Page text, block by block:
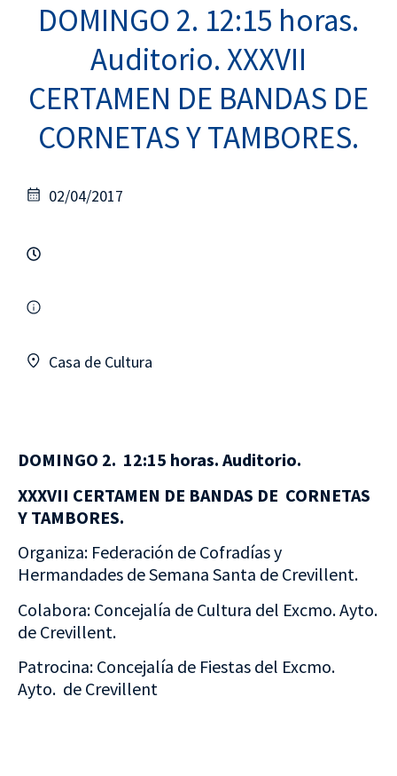
DOMINGO 2. 12:15 horas.
Auditorio. XXXVII
CERTAMEN DE BANDAS DE
CORNETAS Y TAMBORES.
02/04/2017
Casa de Cultura
DOMINGO 2. 12:15 horas. Auditorio.
XXXVII CERTAMEN DE BANDAS DE CORNETAS
Y TAMBORES.
Organiza: Federación de Cofradías y
Hermandades de Semana Santa de Crevillent.
Colabora: Concejalía de Cultura del Excmo. Ayto.
de Crevillent.
Patrocina: Concejalía de Fiestas del Excmo.
Ayto. de Crevillent